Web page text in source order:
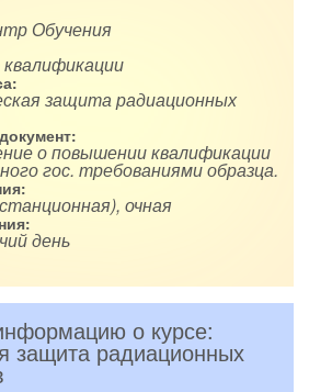
Обучения
защита радиационных
о повышении квалификации
гос. требованиями образца.
очная
день
о курсе:
защита радиационных